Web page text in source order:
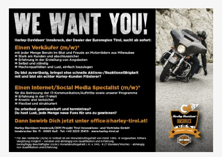
Service
Bekleidung und Zubehör
Kontakt
Dolomiti Chapter
Finance